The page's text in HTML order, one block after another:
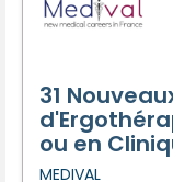
31
ou en
MEDIVAL